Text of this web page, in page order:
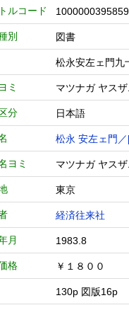
ルコード 1000000395859
別 図書
松永安左ェ門
ミ マツナガ ヤス
分 日本語
松永 安左ェ門
ヨミ マツナガ ヤス
東京
経済往来社
月 1983.8
格 ￥１８００
130p 図版16p